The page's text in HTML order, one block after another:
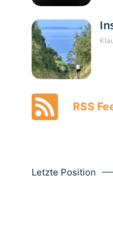
RSS
Letzte Position